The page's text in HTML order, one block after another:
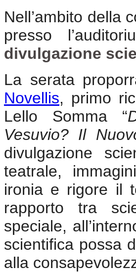
Nell’ambito della
presso
divulgazione
La serata
Novellis, primo
Lello Somma “
Vesuvio? Il
divulgazione
teatrale,
ironia e rigore il
rapporto tra
speciale,
scientifica possa
alla